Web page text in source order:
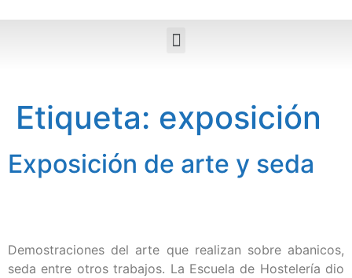
Etiqueta: exposición
Exposición de arte y seda
Demostraciones del arte que realizan sobre abanicos,
seda entre otros trabajos. La Escuela de Hostelería dio